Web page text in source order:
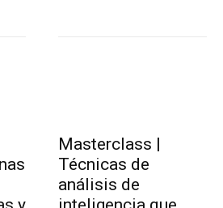
Masterclass |
Técnicas de
análisis de